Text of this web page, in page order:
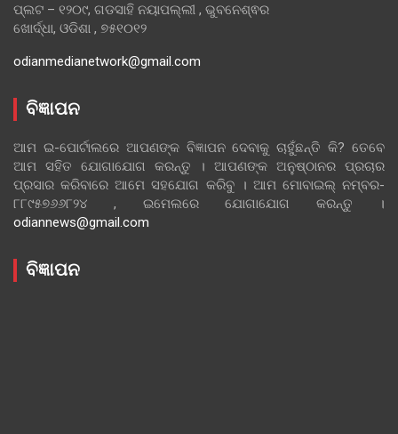
ପ୍ଲଟ – ୧୨୦୯, ଗଡସାହି ନୟାପଲ୍ଲୀ , ଭୁବନେଶ୍ଵର
ଖୋର୍ଦ୍ଧା, ଓଡିଶା , ୭୫୧୦୧୨
odianmedianetwork@gmail.com
ବିଜ୍ଞାପନ
ଆମ ଇ-ପୋର୍ଟାଲରେ ଆପଣଙ୍କ ବିଜ୍ଞାପନ ଦେବାକୁ ଚାହୁଁଛନ୍ତି କି? ତେବେ
ଆମ ସହିତ ଯୋଗାଯୋଗ କରନ୍ତୁ । ଆପଣଙ୍କ ଅନୁଷ୍ଠାନର ପ୍ରଚାର
ପ୍ରସାର କରିବାରେ ଆମେ ସହଯୋଗ କରିବୁ । ଆମ ମୋବାଇଲ୍ ନମ୍ବର-
୮୮୯୫୭୬୬୮୨୪ , ଇମେଲରେ ଯୋଗାଯୋଗ କରନ୍ତୁ ।
odiannews@gmail.com
ବିଜ୍ଞାପନ